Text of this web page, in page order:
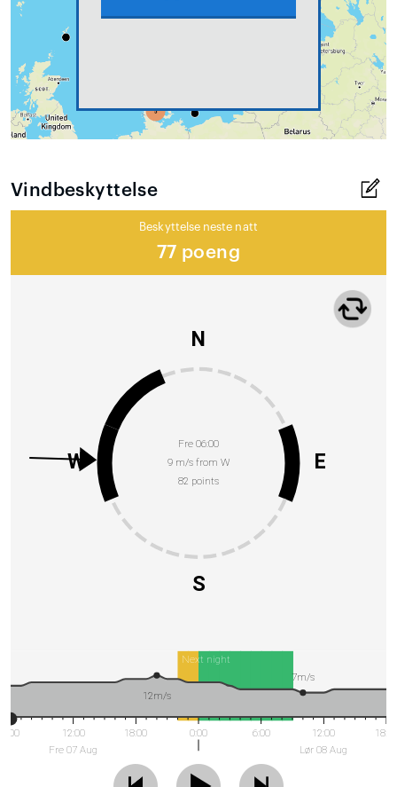
Vindbeskyttelse
Beskyttelse neste natt
77 poeng
Fre 06:00
9 m/s from W
82 points
N
E
S
W
Next night
6:00
12:00
Fre 07 Aug
18:00 0:00 6:00
12:00
Lør 08 Aug
12m/s
7m/s